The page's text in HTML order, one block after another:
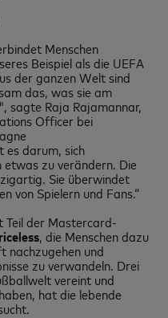
Menschen
Beispiel als die UEFA
der ganzen Welt sind
das, was sie am
sagte Raja Rajamannar,
Officer bei
es darum, sich
zu verändern. Die
Sie überwindet
von Spielern und Fans.“
Teil der Mastercard-
, die Menschen dazu
nachzugehen und
zu verwandeln. Drei
vereint und
hat die lebende